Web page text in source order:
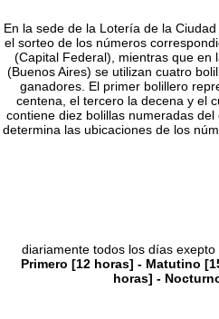
En la sede de la Lotería de la
el sorteo de los números
(Capital Federal), mientras que en
(Buenos Aires) se utilizan cuatro
ganadores. El primer bolillero
centena, el tercero la decena y el
contiene diez bolillas numeradas
determina las ubicaciones de los
diariamente todos los días
Primero [12 horas] - Matutino
horas] -